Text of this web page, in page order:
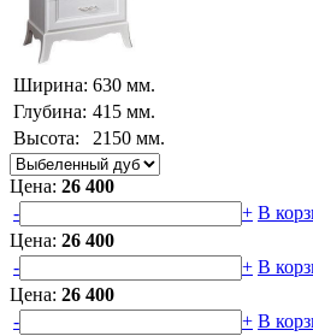
Ширина: 630 мм.
Глубина: 415 мм.
Высота:
2150 мм.
Цена: 26 400
-
+ В
Цена: 26 400
-
+ В
Цена: 26 400
-
+ В